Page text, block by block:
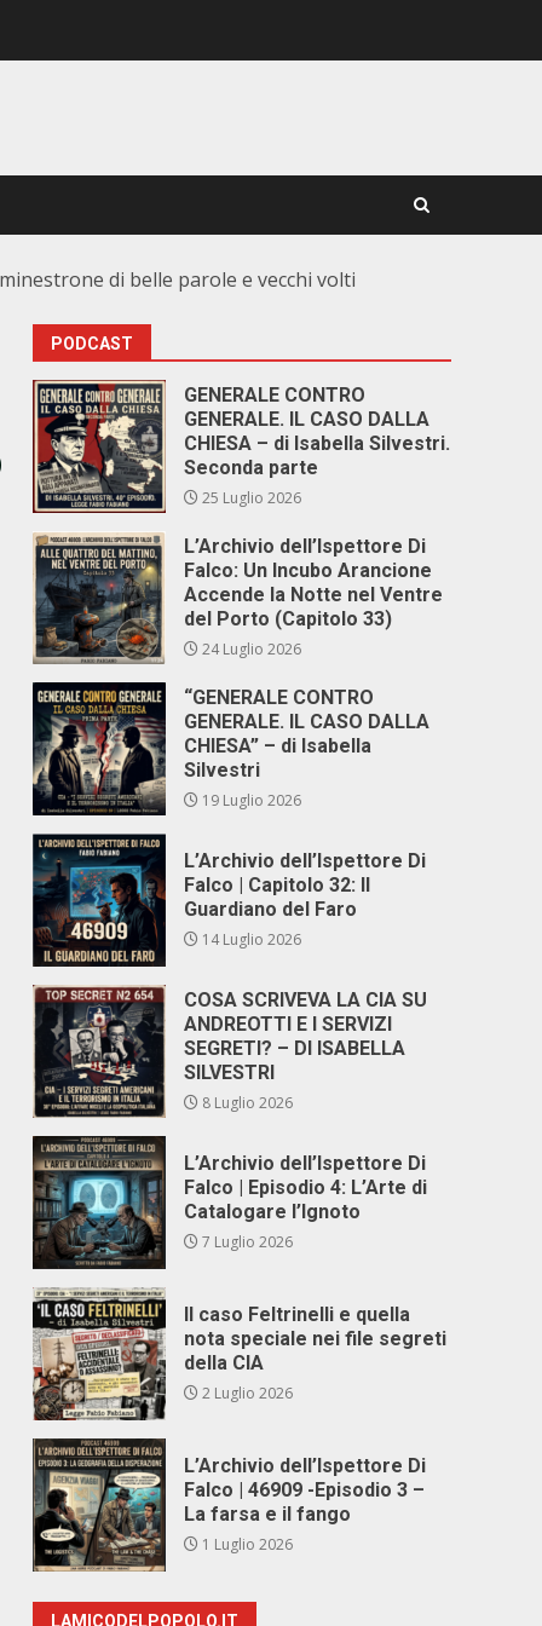
di belle parole e vecchi volti
PODCAST
GENERALE CONTRO
GENERALE. IL CASO DALLA
CHIESA – di Isabella Silvestri.
Seconda parte
25 Luglio 2026
L’Archivio dell’Ispettore Di
Falco: Un Incubo Arancione
Accende la Notte nel Ventre
del Porto (Capitolo 33)
24 Luglio 2026
“GENERALE CONTRO
GENERALE. IL CASO DALLA
CHIESA” – di Isabella
Silvestri
19 Luglio 2026
L’Archivio dell’Ispettore Di
Falco | Capitolo 32: Il
Guardiano del Faro
14 Luglio 2026
COSA SCRIVEVA LA CIA SU
ANDREOTTI E I SERVIZI
SEGRETI? – DI ISABELLA
SILVESTRI
8 Luglio 2026
L’Archivio dell’Ispettore Di
Falco | Episodio 4: L’Arte di
Catalogare l’Ignoto
7 Luglio 2026
Il caso Feltrinelli e quella
nota speciale nei file segreti
della CIA
2 Luglio 2026
L’Archivio dell’Ispettore Di
Falco | 46909 -Episodio 3 –
La farsa e il fango
1 Luglio 2026
LAMICODELPOPOLO.IT